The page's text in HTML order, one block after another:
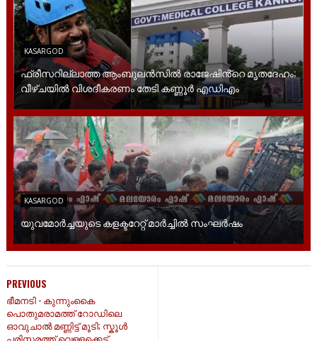
KASARGOD
ഫ്രീസറില്ലാത്ത ആംബുലൻസിൽ രാജേഷിൻ്റെ മൃതദേഹം;
വീഴ്ചയിൽ വിശദീകരണം തേടി കണ്ണൂർ എഡിഎം
KASARGOD
യുവമോര്‍ച്ചയുടെ കളക്ടറേറ്റ് മാര്‍ച്ചില്‍ സംഘര്‍ഷം
PREVIOUS
ഭീമനടി - കുന്നുംകൈ
പൊതുമരാമത്ത് റോഡിലെ
ഓവുചാൽ മണ്ണിട്ട് മൂടി; സ്കൂൾ